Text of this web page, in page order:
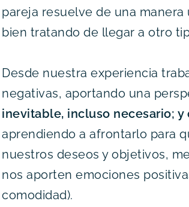
pareja resuelve de una
bien tratando de llegar a otro
Desde nuestra experiencia
negativas, aportando una
inevitable, incluso necesario;
aprendiendo a afrontarlo para
nuestros deseos y objetivos,
nos aporten emociones
comodidad).